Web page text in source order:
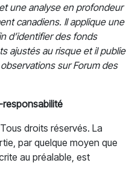
une analyse en profondeur
canadiens. Il applique une
d’identifier des fonds
ajustés au risque et il publie
sur Forum des
responsabilité
droits réservés. La
par quelque moyen que
au préalable, est